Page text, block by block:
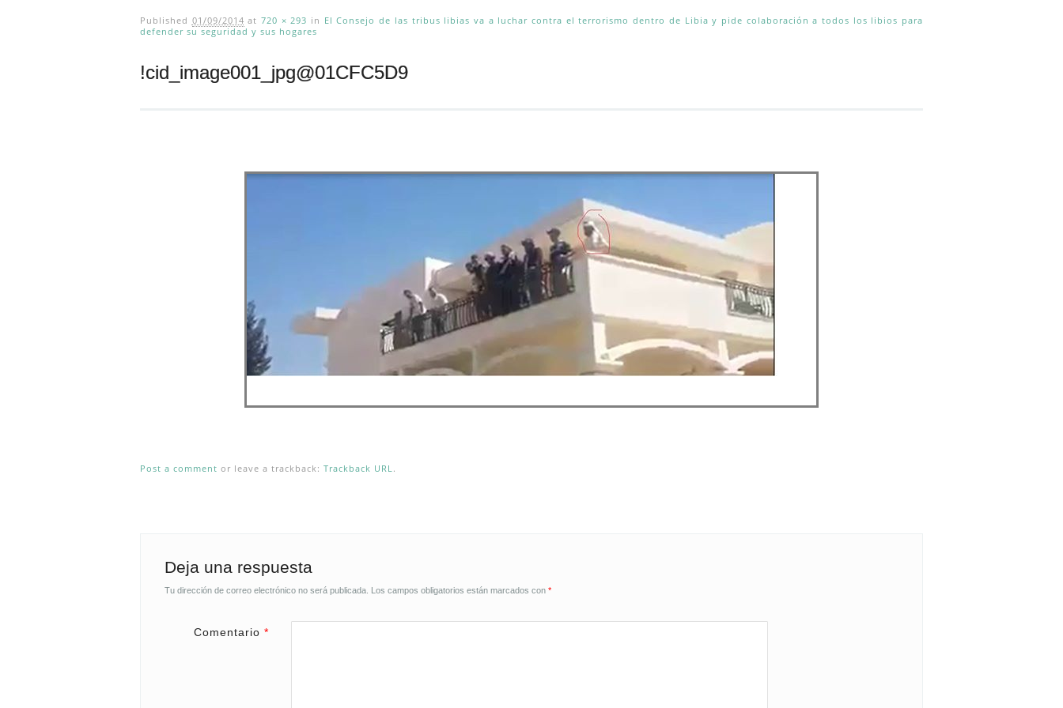
Published 01/09/2014 at 720 × 293 in El Consejo de las tribus libias va a luchar contra el terrorismo dentro de Libia y pide colaboración a todos los libios para
defender su seguridad y sus hogares
!cid_image001_jpg@01CFC5D9
Post a comment or leave a trackback: Trackback URL .
Deja una respuesta
Tu dirección de correo electrónico no será publicada. Los campos obligatorios están marcados con *
Comentario *